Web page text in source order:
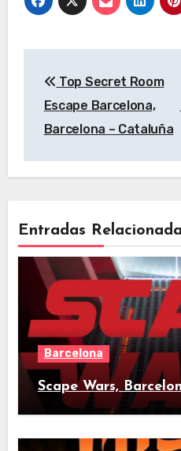
de
entradas
Top Secret Room
Escape Barcelona,
Barcelona – Cataluña
Entradas
Barcelona
Scape Wars,